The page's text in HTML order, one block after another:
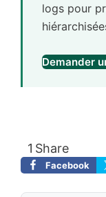
logs pour
Demander
Share
1
Facebook